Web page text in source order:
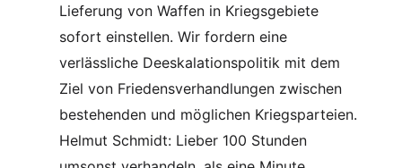
Lieferung von Waffen in Kriegsgebiete
sofort einstellen. Wir fordern eine
verlässliche Deeskalationspolitik mit dem
Ziel von Friedensverhandlungen zwischen
bestehenden und möglichen Kriegsparteien.
Helmut Schmidt: Lieber 100 Stunden